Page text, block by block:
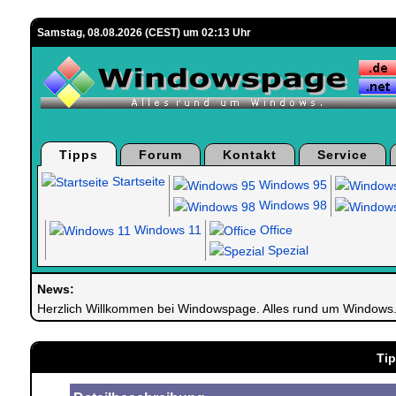
Samstag, 08.08.2026 (CEST) um 02:13 Uhr
Tipps Forum Kontakt
Service
Startseite
Windows 95
Windows 98
Windows 11
Office
Spezial
News:
Herzlich Willkommen bei Windowspage. Alles rund um Windows.